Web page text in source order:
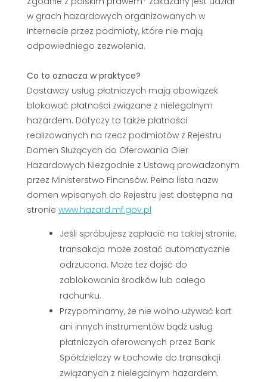
w grach hazardowych organizowanych w
Internecie przez podmioty, które nie mają
odpowiedniego zezwolenia.
Co to oznacza w praktyce?
Dostawcy usług płatniczych mają obowiązek
blokować płatności związane z nielegalnym
hazardem. Dotyczy to także płatności
realizowanych na rzecz podmiotów z Rejestru
Domen Służących do Oferowania Gier
Hazardowych Niezgodnie z Ustawą prowadzonym
przez Ministerstwo Finansów. Pełna lista nazw
domen wpisanych do Rejestru jest dostępna na
stronie www.hazard.mf.gov.pl
Jeśli spróbujesz zapłacić na takiej stronie,
transakcja może zostać automatycznie
odrzucona. Może też dojść do
zablokowania środków lub całego
rachunku.
Przypominamy, że nie wolno używać kart
ani innych instrumentów bądź usług
płatniczych oferowanych przez Bank
Spółdzielczy w Łochowie do transakcji
związanych z nielegalnym hazardem.